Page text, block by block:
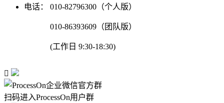
电话：
010-82796300（个人版）
010-86393609（团队版）
(工作日 9:30-18:30)

扫码进入ProcessOn用户群